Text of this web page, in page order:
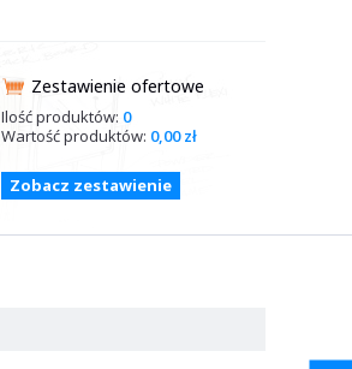
Zestawienie ofertowe
Ilość produktów: 0
Wartość produktów: 0,00 zł
Zobacz zestawienie